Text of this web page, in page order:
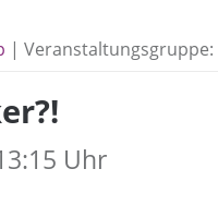
| Veranstaltungsgruppe:
Uhr